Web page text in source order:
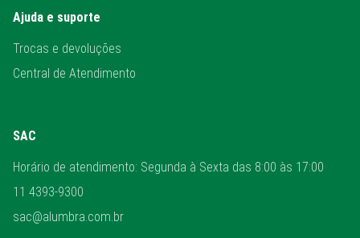
Ajuda e suporte
Trocas e devoluções
Central de Atendimento
SAC
Horário de atendimento: Segunda à Sexta das 8:00 às 17:00
11 4393-9300
sac@alumbra.com.br